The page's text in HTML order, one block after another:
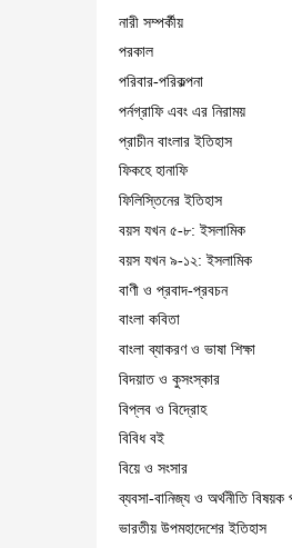
নারী সম্পর্কীয়
পরকাল
পরিবার-পরিকল্পনা
পর্নগ্রাফি এবং এর নিরাময়
প্রাচীন বাংলার ইতিহাস
ফিকহে হানাফি
ফিলিস্তিনের ইতিহাস
বয়স যখন ৫-৮: ইসলামিক
বয়স যখন ৯-১২: ইসলামিক
বাণী ও প্রবাদ-প্রবচন
বাংলা কবিতা
বাংলা ব্যাকরণ ও ভাষা শিক্ষা
বিদয়াত ও কুসংস্কার
বিপ্লব ও বিদ্রোহ
বিবিধ বই
বিয়ে ও সংসার
ব্যবসা-বানিজ্য ও অর্থনীতি বিষয়ক
ভারতীয় উপমহাদেশের ইতিহাস